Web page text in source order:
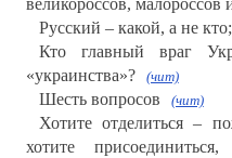
великороссов, малороссов
Русский – какой, а не
Кто главный враг
«украинства»?
(чит)
Шесть вопросов (чит)
Хотите отделиться –
хотите